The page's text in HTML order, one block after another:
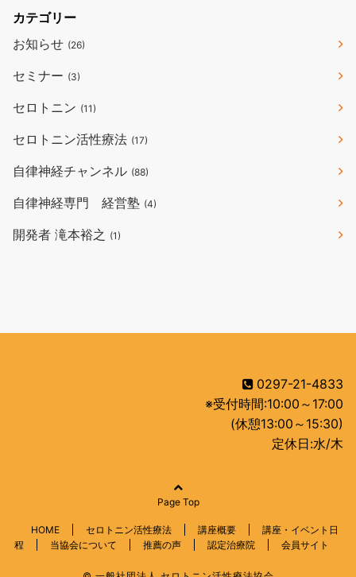
カテゴリー
お知らせ (26)
セミナー (3)
セロトニン (11)
セロトニン活性療法 (17)
自律神経チャンネル (88)
自律神経専門 経営塾 (4)
開発者 滝本裕之 (1)
0297-21-4833
※受付時間:10:00～17:00
(休憩13:00～15:30)
定休日:水/木
Page Top
HOME セロトニン活性療法 講座概要
講座・イベント日
程
当協会について 推薦の声 認定治療院 会員サイト